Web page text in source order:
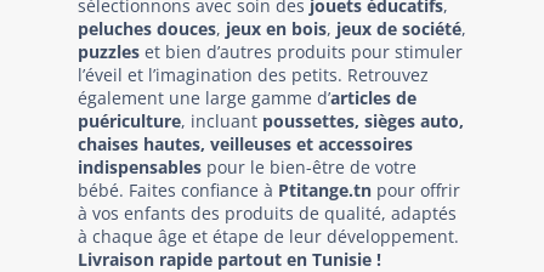
sélectionnons avec soin des jouets éducatifs,
peluches douces, jeux en bois, jeux de société,
puzzles et bien d’autres produits pour stimuler
l’éveil et l’imagination des petits. Retrouvez
également une large gamme d’articles de
puériculture, incluant poussettes, sièges auto,
chaises hautes, veilleuses et accessoires
indispensables pour le bien-être de votre
bébé. Faites confiance à Ptitange.tn pour offrir
à vos enfants des produits de qualité, adaptés
à chaque âge et étape de leur développement.
Livraison rapide partout en Tunisie !